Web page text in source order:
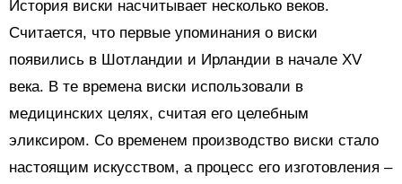
История виски насчитывает несколько веков.
Считается, что первые упоминания о виски
появились в Шотландии и Ирландии в начале XV
века. В те времена виски использовали в
медицинских целях, считая его целебным
эликсиром. Со временем производство виски стало
настоящим искусством, а процесс его изготовления –